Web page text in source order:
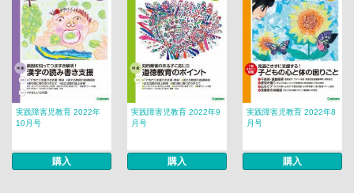
実践障害児教育 2022年
10月号
購入
実践障害児教育 2022年9
月号
購入
実践障害児教育 2022年8
月号
購入